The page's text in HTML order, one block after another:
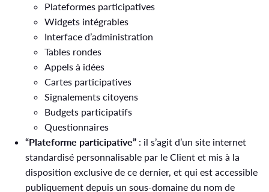
Plateformes participatives
Widgets intégrables
Interface d’administration
Tables rondes
Appels à idées
Cartes participatives
Signalements citoyens
Budgets participatifs
Questionnaires
“Plateforme participative” : il s’agit d’un site internet
standardisé personnalisable par le Client et mis à la
disposition exclusive de ce dernier, et qui est accessible
publiquement depuis un sous-domaine du nom de